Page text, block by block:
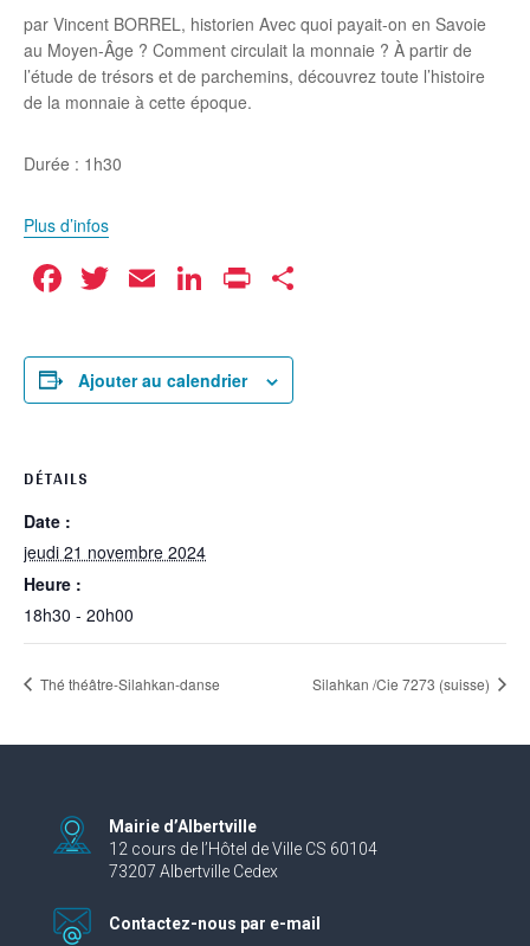
par Vincent BORREL, historien Avec quoi payait-on en Savoie
au Moyen-Âge ? Comment circulait la monnaie ? À partir de
l’étude de trésors et de parchemins, découvrez toute l’histoire
de la monnaie à cette époque.
Durée : 1h30
Plus d’infos
Facebook
Twitter
EmailLinkedIn
Print
Ajouter au calendrier
DÉTAILS
Date :
jeudi 21 novembre 2024
Heure :
18h30 - 20h00
Thé théâtre-Silahkan-danse Silahkan /Cie 7273 (suisse)
Mairie d’Albertville
12 cours de l’Hôtel de Ville CS 60104
73207 Albertville Cedex
Contactez-nous par e-mail